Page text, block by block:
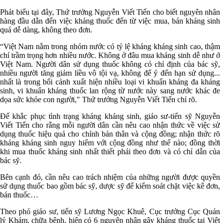
Phát biểu tại đây, Thứ trưởng Nguyễn Viết Tiến cho biết nguyên nhân
hàng đầu dẫn đến việc kháng thuốc đến từ việc mua, bán kháng sinh
quá dễ dàng, không theo đơn.
“Việt Nam nằm trong nhóm nước có tỷ lệ kháng kháng sinh cao, thậm
chí trầm trọng hơn nhiều nước. Không ở đâu mua kháng sinh dễ như ở
Việt Nam. Người dân sử dụng thuốc không có chỉ định của bác sỹ,
nhiều người tăng giảm liều vô tội vạ, không để ý đến hạn sử dụng...
nhất là trong bối cảnh xuất hiện nhiều loại vi khuẩn kháng đa kháng
sinh, vi khuẩn kháng thuốc lan rộng từ nước này sang nước khác đe
dọa sức khỏe con người," Thứ trưởng Nguyễn Viết Tiến chỉ rõ.
Để khắc phục tình trạng kháng kháng sinh, giáo sư-tiến sỹ Nguyễn
Viết Tiến cho rằng mỗi người dân cần nêu cao nhận thức về việc sử
dụng thuốc hiệu quả cho chính bản thân và cộng đồng; nhận thức rõ
kháng kháng sinh nguy hiểm với cộng đồng như thế nào; đồng thời
khi mua thuốc kháng sinh nhất thiết phải theo đơn và có chỉ dẫn của
bác sỹ.
Bên cạnh đó, cần nêu cao trách nhiệm của những người được quyền
sử dụng thuốc bao gồm bác sỹ, dược sỹ để kiểm soát chặt việc kê đơn,
bán thuốc…
Theo phó giáo sư, tiến sỹ Lương Ngọc Khuê, Cục trưởng Cục Quản
lý Khám, chữa bệnh, hiện có 6 nguyên nhân gây kháng thuốc tại Việt